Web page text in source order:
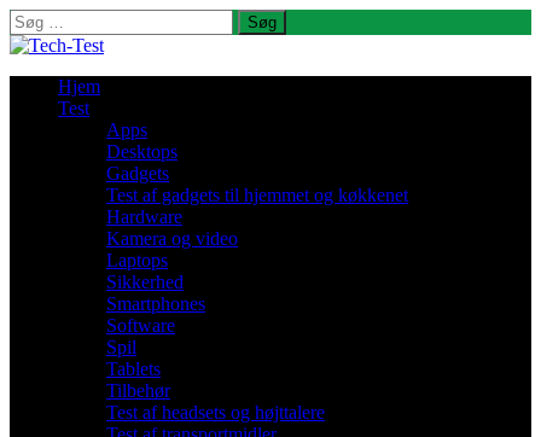
Søg
efter:
Hjem
Test
Apps
Desktops
Gadgets
Test af gadgets til hjemmet og køkkenet
Hardware
Kamera og video
Laptops
Sikkerhed
Smartphones
Software
Spil
Tablets
Tilbehør
Test af headsets og højttalere